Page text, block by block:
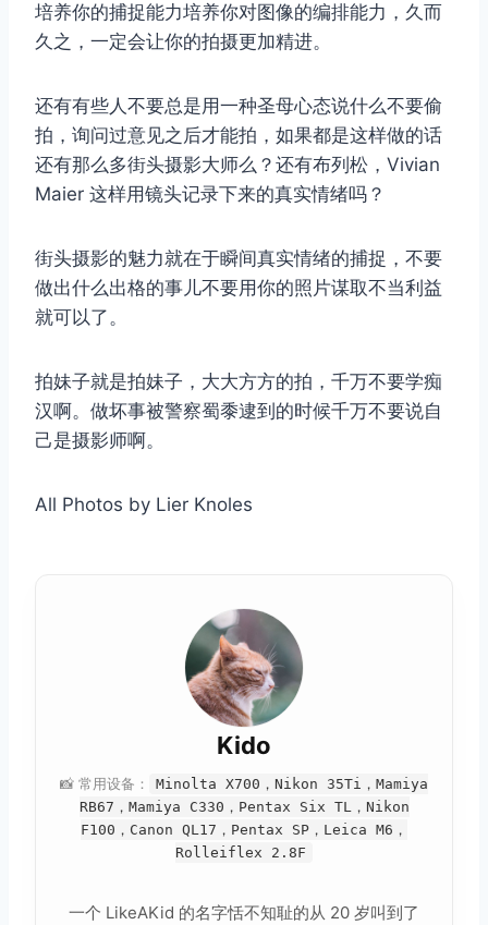
培养你的捕捉能力培养你对图像的编排能力，久而
久之，一定会让你的拍摄更加精进。
还有有些人不要总是用一种圣母心态说什么不要偷
拍，询问过意见之后才能拍，如果都是这样做的话
还有那么多街头摄影大师么？还有布列松，Vivian
Maier 这样用镜头记录下来的真实情绪吗？
街头摄影的魅力就在于瞬间真实情绪的捕捉，不要
做出什么出格的事儿不要用你的照片谋取不当利益
就可以了。
拍妹子就是拍妹子，大大方方的拍，千万不要学痴
汉啊。做坏事被警察蜀黍逮到的时候千万不要说自
己是摄影师啊。
All Photos by Lier Knoles
Kido
📸 常用设备：
Minolta X700，Nikon 35Ti，Mamiya
RB67，Mamiya C330，Pentax Six TL，Nikon
F100，Canon QL17，Pentax SP，Leica M6，
Rolleiflex 2.8F
一个 LikeAKid 的名字恬不知耻的从 20 岁叫到了